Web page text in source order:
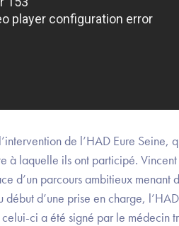
de l’HAD Eure Seine,
à laquelle ils ont participé.
d’un parcours ambitieux menant
d’une prise en charge,
ci a été signé par le médecin